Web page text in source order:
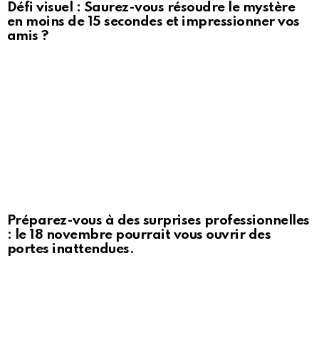
Défi visuel : Saurez-vous résoudre le mystère
en moins de 15 secondes et impressionner vos
amis ?
Préparez-vous à des surprises professionnelles
: le 18 novembre pourrait vous ouvrir des
portes inattendues.